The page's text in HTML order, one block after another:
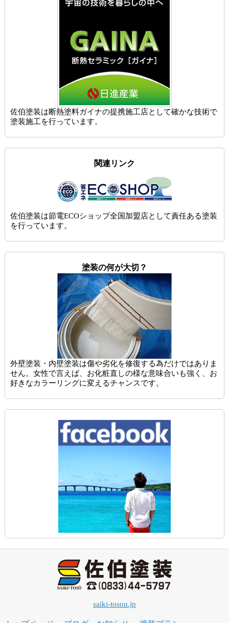
佐伯塗装は断熱塗料ガイナの提携施工店として確かな技術で
塗装施工を行っています。
関連リンク
佐伯塗装は節電ECOショップ全国加盟店として責任ある塗装
を行っています。
塗装の何が大切？
外壁塗装・内壁塗装は傷や劣化を修復する為だけではありま
せん。女性で言えば、お化粧直しの様な意味合いも強く、お
好きなカラーリングに変えるチャンスです。
saiki-tosou.jp